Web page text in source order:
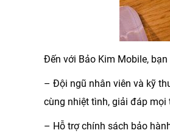
Đến với Bảo Kim Mobile,
– Đội ngũ nhân viên và kỹ
cùng nhiệt tình, giải đáp
– Hỗ trợ chính sách bảo